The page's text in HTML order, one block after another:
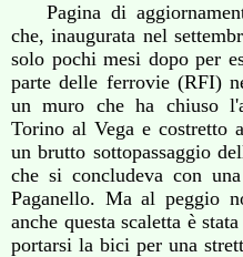
Pagina di
che, inaugurata nel
solo pochi mesi dopo per
parte delle ferrovie (RFI)
un muro che ha chiuso
Torino al Vega e costretto
un brutto sottopassaggio
che si concludeva con
Paganello. Ma al peggio
anche questa scaletta è
portarsi la bici per una